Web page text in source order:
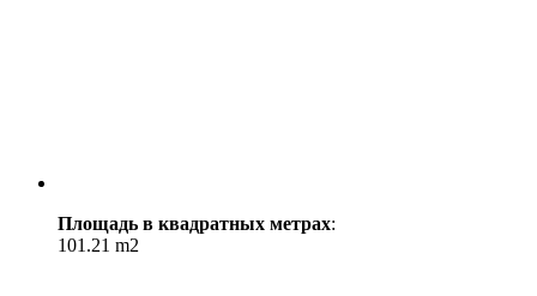
Площадь в квадратных метрах:
101.21 m2